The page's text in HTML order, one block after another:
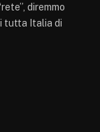
diremmo
tutta Italia di